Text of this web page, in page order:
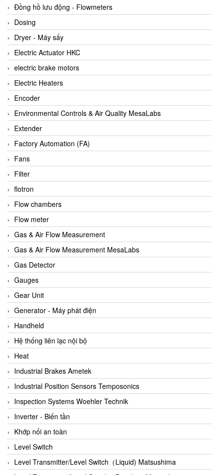
AND Vietnam
ANDERSON-NEGELE
ANDILOG Technologies Vietnam
Anritsu
ANTEC S.A
Antico pumps
Anybus/ HMS
AOBEN
Apex Dynamics Vietnam
Apex Dynamics Vietnam
Apiste
APLISENS VietNam
Apollo Fire
Appleton
AQ Matic
Aqualabo Vietnam
Aquametro
ARCA Regler
Arcos Hydraulik
Ardetem-Sfere-Vietnam
Argal
AS ENERGI
ASCO CO2
Asker
AT2E
ATC Pneumatic
ATEX System
ATI - IA
ATI (Analytical Technology Inc)
Atos
Atrax
Đồng hồ lưu động - Flowmeters
Dosing
Dryer - Máy sấy
Electric Actuator HKC
electric brake motors
Electric Heaters
Encoder
Environmental Controls & Air Quality MesaLabs
Extender
Factory Automation (FA)
Fans
Filter
flotron
Flow chambers
Flow meter
Gas & Air Flow Measurement
Gas & Air Flow Measurement MesaLabs
Gas Detector
Gauges
Gear Unit
Generator - Máy phát điện
Handheld
Hệ thống liên lạc nội bộ
Heat
Industrial Brakes Ametek
Industrial Position Sensors Temposonics
Inspection Systems Woehler Technik
Inverter - Biến tần
Khớp nối an toàn
Level Switch
Level Transmitter/Level Switch（Liquid) Matsushima